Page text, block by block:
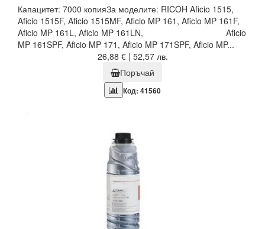
Капацитет: 7000 копияЗа моделите: RICOH Aficio 1515,
Aficio 1515F, Aficio 1515MF, Aficio MP 161, Aficio MP 161F,
Aficio MP 161L, Aficio MP 161LN, Aficio
MP 161SPF, Aficio MP 171, Aficio MP 171SPF, Aficio MP...
26,88 € | 52,57 лв.
Поръчай
Код: 41560